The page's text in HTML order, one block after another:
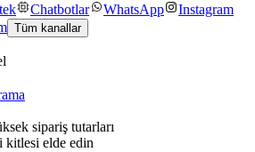
Chatbotlar WhatsApp
Instagram
Tüm kanallar
sipariş tutarları
kitlesi elde edin